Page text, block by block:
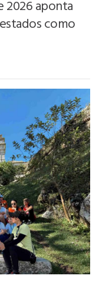
2026 aponta
como